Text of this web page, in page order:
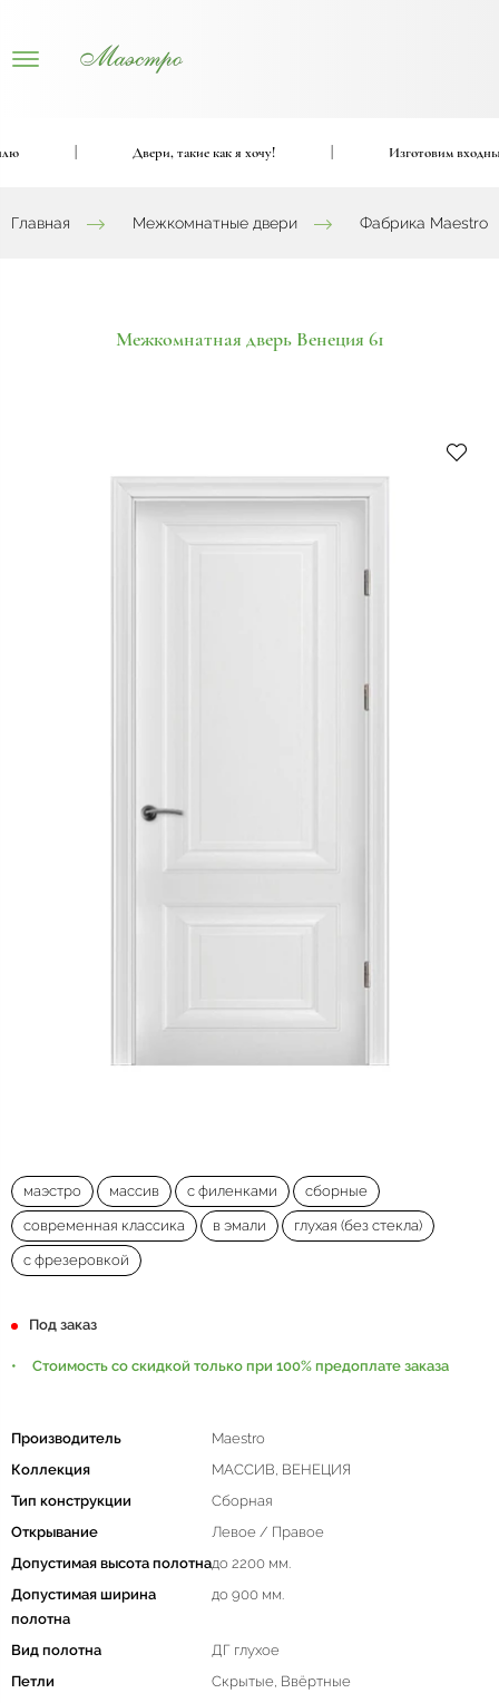
Двери, такие как я хочу! Изготовим входные
Главная Межкомнатные двери Фабрика Maestro
Межкомнатная дверь Венеция 61
маэстро массив с филенками сборные
современная классика в эмали глухая (без стекла)
с фрезеровкой
Под заказ
Стоимость со скидкой только при 100% предоплате заказа
Производитель
Maestro
Коллекция
МАССИВ, ВЕНЕЦИЯ
Тип конструкции
Сборная
Открывание
Левое / Правое
Допустимая высота полотнадо 2200 мм.
Допустимая ширина
полотна
до 900 мм.
Вид полотна
ДГ глухое
Петли
Скрытые, Ввёртные